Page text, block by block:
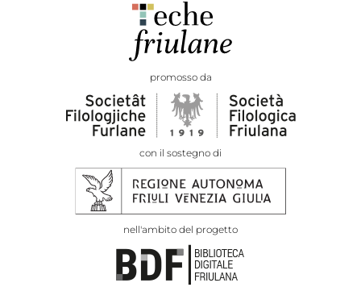
promosso da
con il sostegno di
nell'ambito del progetto